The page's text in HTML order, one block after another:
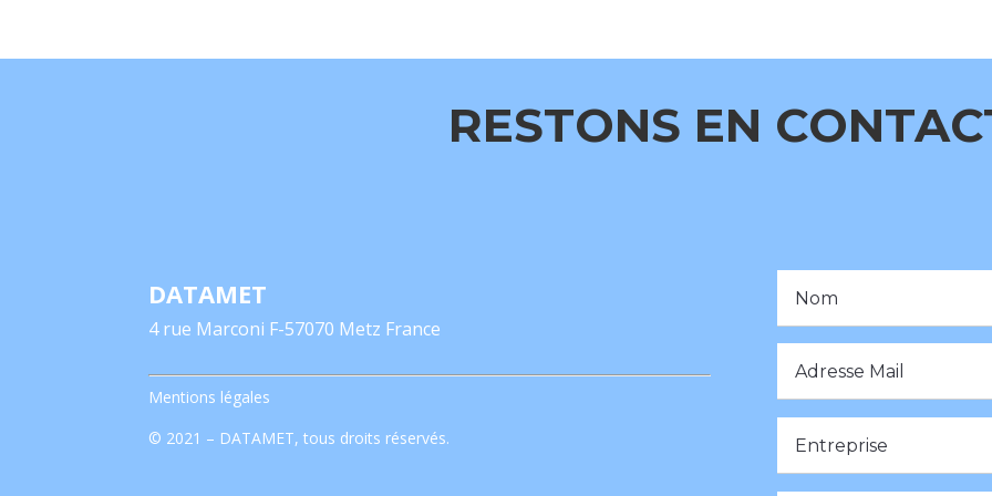
RESTONS EN
DATAMET
4 rue Marconi F-57070 Metz France
Mentions légales
© 2021 – DATAMET, tous droits réservés.